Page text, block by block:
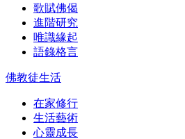
歌賦佛偈
進階研究
唯識緣起
語錄格言
佛教徒生活
在家修行
生活藝術
心靈成長